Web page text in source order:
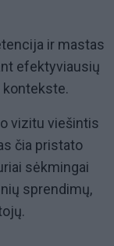
ir mastas
efektyviausių
vizitu viešintis
čia pristato
sėkmingai
sprendimų,